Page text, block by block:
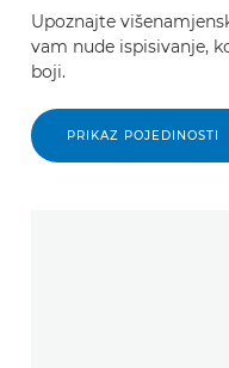
Upoznajte
vam nude ispisivanje,
boji.
PRIKAZ POJEDINOSTI